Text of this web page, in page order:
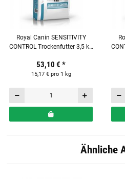
Royal Canin SENSITIVITY
CONTROL Trockenfutter 3,5 kg
53,10 € *
15,17 € pro 1 kg
Ähnliche